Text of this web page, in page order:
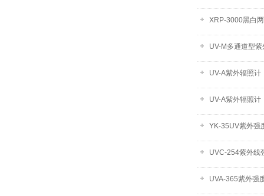
XRP-3000黑白
UV-M多通道型
UV-A紫外辐照计
UV-A紫外辐照计
YK-35UV紫外强
UVC-254紫外线
UVA-365紫外强